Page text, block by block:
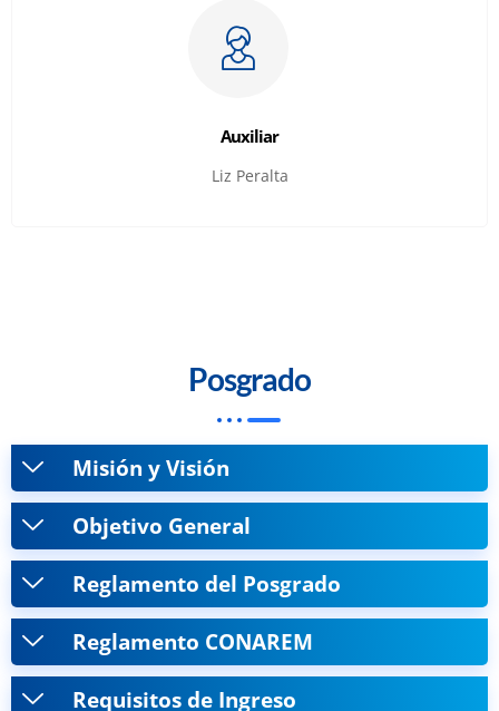
Auxiliar
Liz Peralta
Posgrado
Misión y Visión
Objetivo General
Reglamento del Posgrado
Reglamento CONAREM
Requisitos de Ingreso